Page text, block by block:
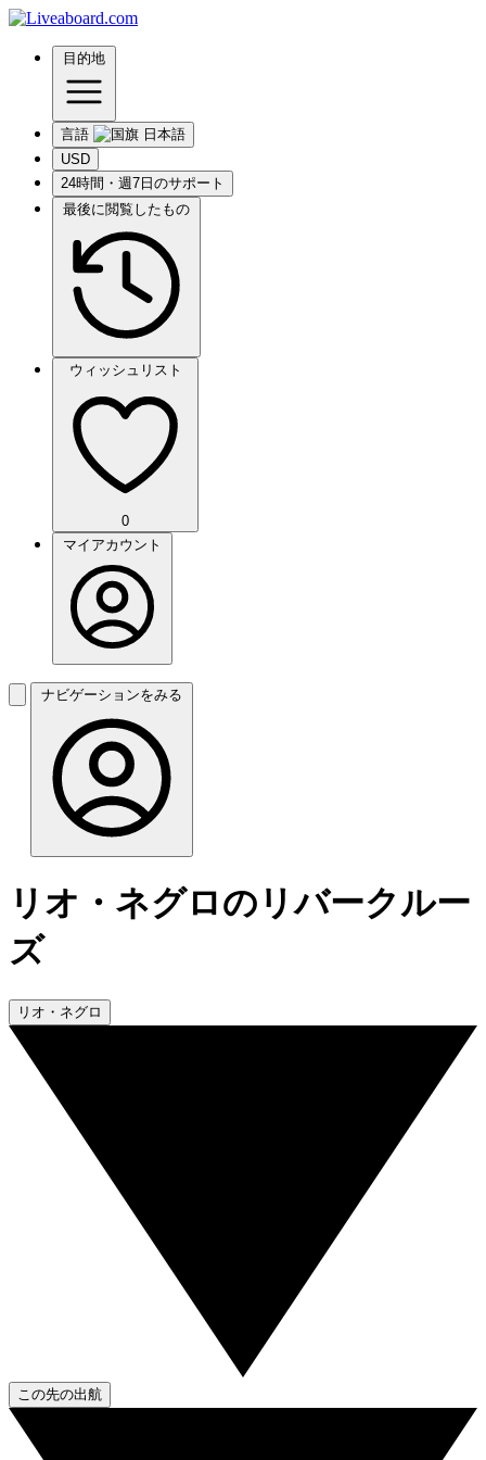
目的地
言語
USD
24時間・週7日のサポート
最後に閲覧したもの
ウィッシュリスト
0
マイアカウント
ナビゲーションをみる
リオ・ネグロのリバークルー
ズ
リオ・ネグロ
この先の出航